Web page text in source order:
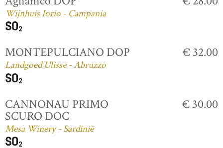
Wijnhuis Iorio - Campania
MONTEPULCIANO DOP
Landgoed Ulisse - Abruzzo
€ 32.00
CANNONAU PRIMO
SCURO DOC
Mesa Winery - Sardinië
€ 30.00